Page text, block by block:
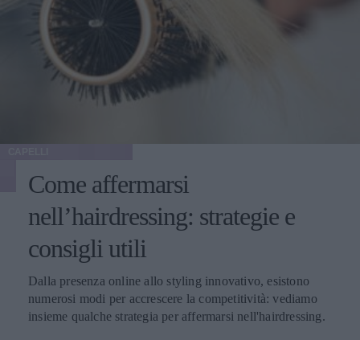
Come affermarsi
nell’hairdressing: strategie e
consigli utili
Dalla presenza online allo styling innovativo, esistono
numerosi modi per accrescere la competitività: vediamo
insieme qualche strategia per affermarsi nell'hairdressing.